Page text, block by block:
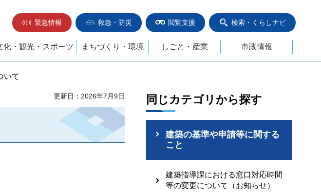
緊急情報
救急・防災 閲覧支援 検索・くらしナビ
化・観光・スポーツ まちづくり・環境 しごと・産業 市政情報
いて
更新日：2026年7月9日 同じカテゴリから探す
建築の基準や申請等に関する
こと
建築指導課における窓口対応時間
等の変更について（お知らせ）